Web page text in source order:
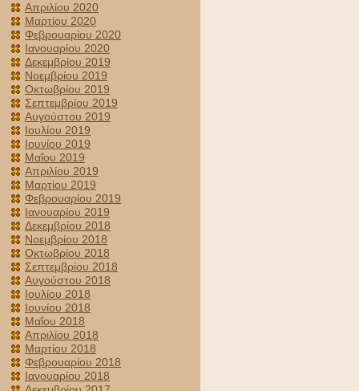
Απριλίου 2020
Μαρτίου 2020
Φεβρουαρίου 2020
Ιανουαρίου 2020
Δεκεμβρίου 2019
Νοεμβρίου 2019
Οκτωβρίου 2019
Σεπτεμβρίου 2019
Αυγούστου 2019
Ιουλίου 2019
Ιουνίου 2019
Μαΐου 2019
Απριλίου 2019
Μαρτίου 2019
Φεβρουαρίου 2019
Ιανουαρίου 2019
Δεκεμβρίου 2018
Νοεμβρίου 2018
Οκτωβρίου 2018
Σεπτεμβρίου 2018
Αυγούστου 2018
Ιουλίου 2018
Ιουνίου 2018
Μαΐου 2018
Απριλίου 2018
Μαρτίου 2018
Φεβρουαρίου 2018
Ιανουαρίου 2018